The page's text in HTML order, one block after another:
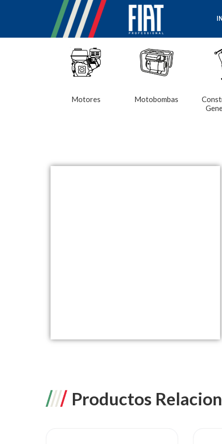
Motores Motobombas
Productos